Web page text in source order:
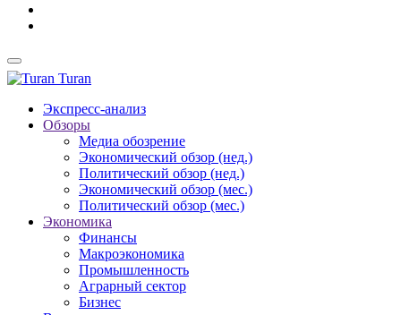
Turan
Экспресс-анализ
Обзоры
Медиа обозрение
Экономический обзор (нед.)
Политический обзор (нед.)
Экономический обзор (мес.)
Политический обзор (мес.)
Экономика
Финансы
Макроэкономика
Промышленность
Аграрный сектор
Бизнес